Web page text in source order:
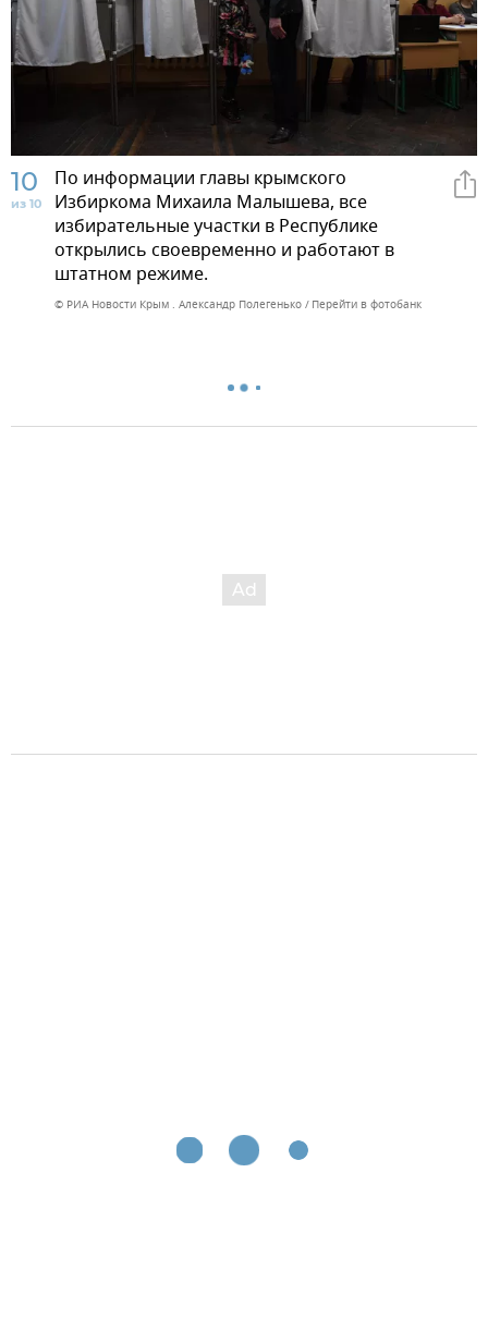
10
из 10
По информации главы крымского
Избиркома Михаила Малышева, все
избирательные участки в Республике
открылись своевременно и работают в
штатном режиме.
© РИА Новости Крым . Александр Полегенько Перейти в фотобанк